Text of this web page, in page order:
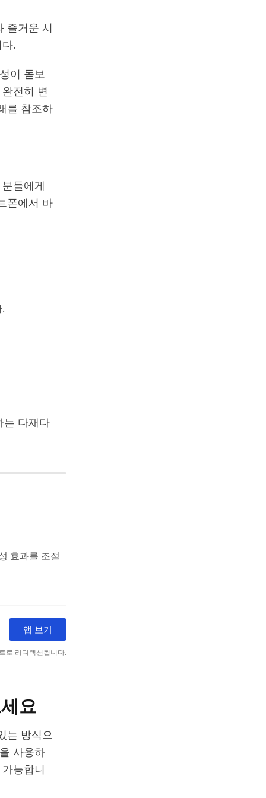
즐거운 시
.
이 돋보
전히 변
를 참조하
들에게
폰에서 바
는 다재다
효과를 조절
앱 보기
로 리디렉션됩니다.
요
는 방식으
사용하
능합니